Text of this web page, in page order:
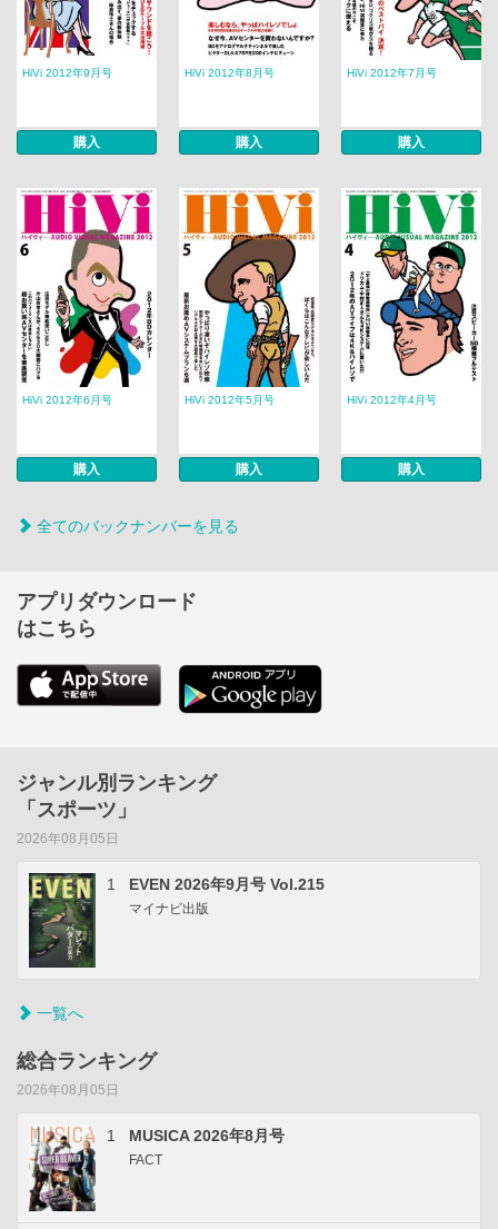
HiVi 2012年9月号
購入
HiVi 2012年8月号
購入
HiVi 2012年7月号
購入
HiVi 2012年6月号
購入
HiVi 2012年5月号
購入
HiVi 2012年4月号
購入
全てのバックナンバーを見る
アプリダウンロード
はこちら
ジャンル別ランキング
「スポーツ」
2026年08月05日
1 EVEN 2026年9月号 Vol.215
マイナビ出版
一覧へ
総合ランキング
2026年08月05日
1 MUSICA 2026年8月号
FACT